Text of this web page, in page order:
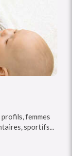
femmes
sportifs...